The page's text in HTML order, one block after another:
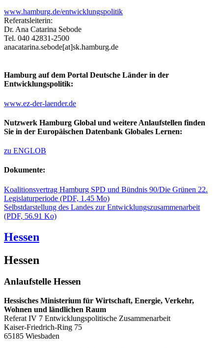
www.hamburg.de/entwicklungspolitik
Referatsleiterin:
Dr. Ana Catarina Sebode
Tel. 040 42831-2500
anacatarina.sebode[at]sk.hamburg.de
Hamburg auf dem Portal Deutsche Länder in der
Entwicklungspolitik:
www.ez-der-laender.de
Nutzwerk Hamburg Global und weitere Anlaufstellen finden
Sie in der Europäischen Datenbank Globales Lernen:
zu ENGLOB
Dokumente:
Koalitionsvertrag Hamburg SPD und Bündnis 90/Die Grünen 22.
Legislaturperiode (PDF, 1.45 Mo)
Selbstdarstellung des Landes zur Entwicklungszusammenarbeit
(PDF, 56.91 Ko)
Hessen
Hessen
Anlaufstelle Hessen
Hessisches Ministerium für Wirtschaft, Energie, Verkehr,
Wohnen und ländlichen Raum
Referat IV 7 Entwicklungspolitische Zusammenarbeit
Kaiser-Friedrich-Ring 75
65185 Wiesbaden